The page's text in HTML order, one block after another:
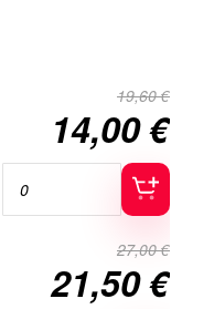
Special
Price
14,00 €
19,60 €
Special
Price
21,50 €
27,00 €